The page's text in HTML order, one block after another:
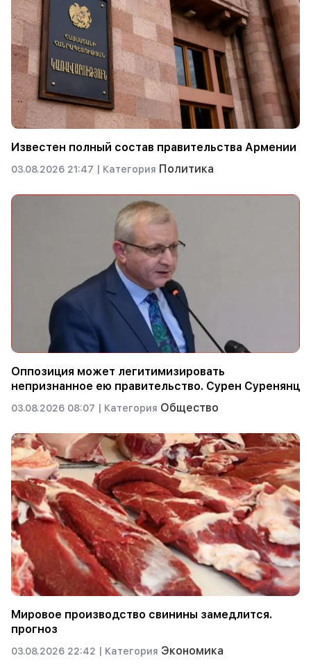
Известен полный состав правительства Армении
03.08.2026 21:47 | Категория Политика
Оппозиция может легитимизировать
непризнанное ею правительство. Сурен Суренянц
03.08.2026 08:07 | Категория Общество
Мировое производство свинины замедлится.
прогноз
03.08.2026 22:42 | Категория Экономика